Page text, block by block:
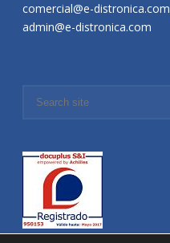
comercial@e-distronica.com
admin@e-distronica.com